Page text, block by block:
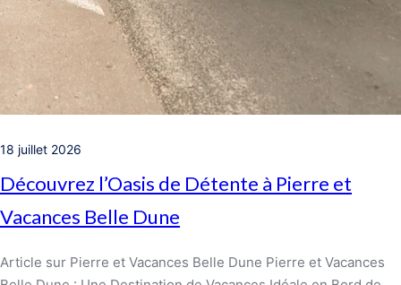
18 juillet 2026
Découvrez l’Oasis de Détente à Pierre et
Vacances Belle Dune
Article sur Pierre et Vacances Belle Dune Pierre et Vacances